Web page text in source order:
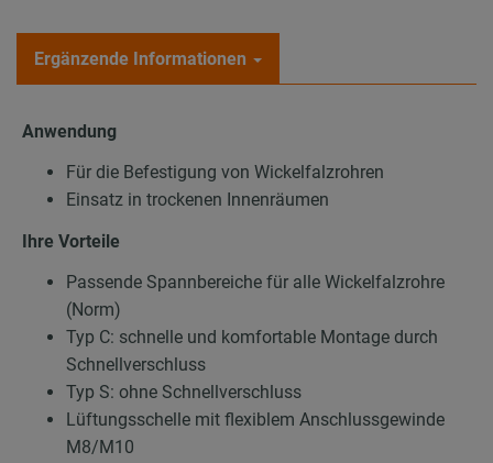
Ergänzende Informationen
Anwendung
Für die Befestigung von Wickelfalzrohren
Einsatz in trockenen Innenräumen
Ihre Vorteile
Passende Spannbereiche für alle Wickelfalzrohre
(Norm)
Typ C: schnelle und komfortable Montage durch
Schnellverschluss
Typ S: ohne Schnellverschluss
Lüftungsschelle mit flexiblem Anschlussgewinde
M8/M10